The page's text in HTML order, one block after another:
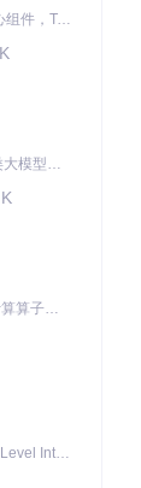
作为 Ascend for PyTorch 社区的核心组件，TorchNPU 是昇腾专为 PyTorch 打造的深度学习适配插件，使 PyTorch 框架能够直接调用昇腾 NPU，为开发者提供昇腾 AI 处理器的超强算力。
本项目是CANN提供的transformer类大模型算子库，实现网络在NPU上加速计算。
本项目是CANN提供的神经网络类计算算子库，实现网络在NPU上加速计算。
AscendNPU-IR是基于MLIR（Multi-Level Intermediate Representation）构建的，面向昇腾亲和算子编译时使用的中间表示，提供昇腾完备表达能力，通过编译优化提升昇腾AI处理器计算效率，支持通过生态框架使能昇腾AI处理器与深度调优